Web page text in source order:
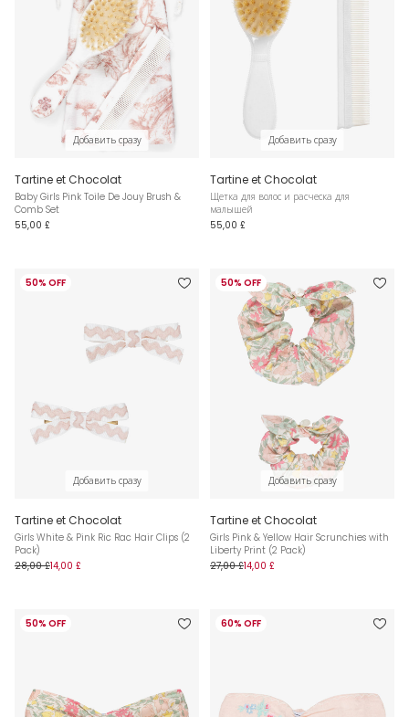
Добавить сразу
Tartine et Chocolat
Baby Girls Pink Toile De Jouy Brush &
Comb Set
55,00 £
Добавить сразу
Tartine et Chocolat
Щетка для волос и расческа для
малышей
55,00 £
50% OFF
Добавить сразу
Tartine et Chocolat
Girls White & Pink Ric Rac Hair Clips (2
Pack)
28,00 £14,00 £
50% OFF
Добавить сразу
Tartine et Chocolat
Girls Pink & Yellow Hair Scrunchies with
Liberty Print (2 Pack)
27,00 £14,00 £
50% OFF 60% OFF